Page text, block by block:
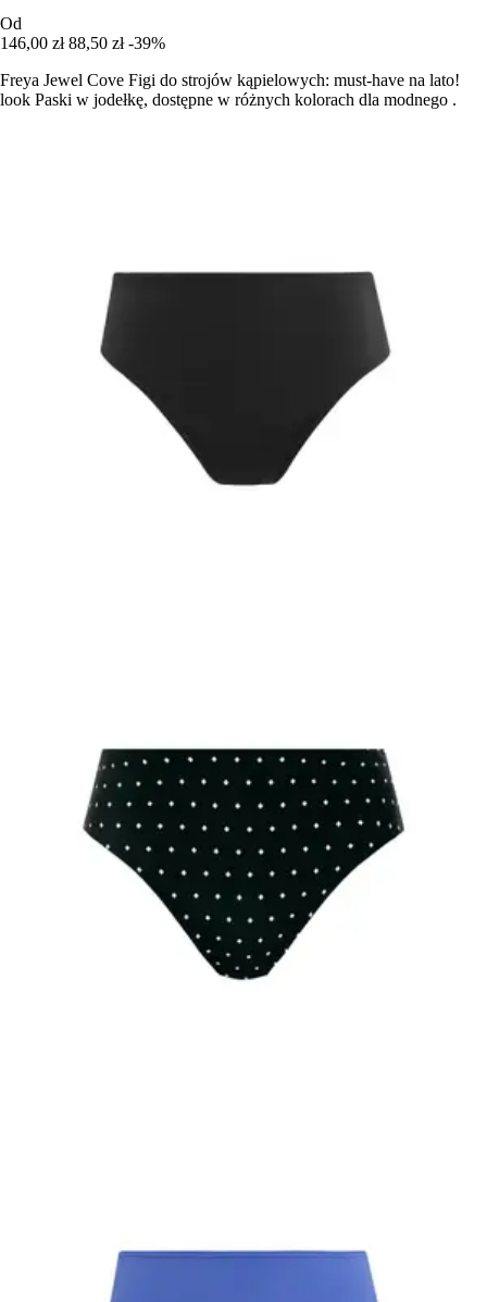
Od
146,00 zł 88,50 zł -39%
Freya Jewel Cove Figi do strojów kąpielowych: must-have na lato!
look Paski w jodełkę, dostępne w różnych kolorach dla modnego .